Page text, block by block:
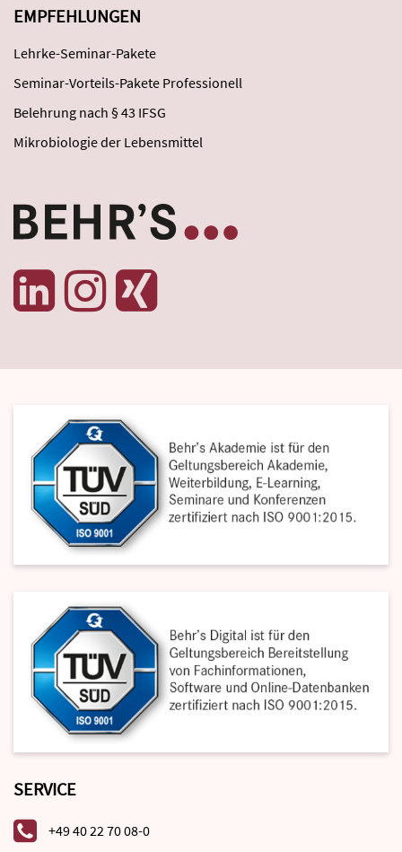
EMPFEHLUNGEN
Lehrke-Seminar-Pakete
Seminar-Vorteils-Pakete Professionell
Belehrung nach § 43 IFSG
Mikrobiologie der Lebensmittel
SERVICE
+49 40 22 70 08-0